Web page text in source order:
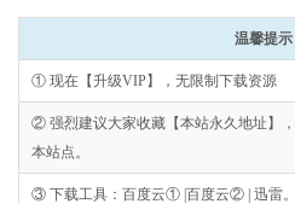
温馨提示
① 现在【升级VIP】，无限制下载资源
② 强烈建议大家收藏【本站永久地址】
本站点。
③ 下载工具：百度云① |百度云② | 迅雷。